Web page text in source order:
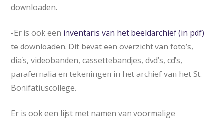
downloaden.
-Er is ook een inventaris van het beeldarchief (in pdf)
te downloaden. Dit bevat een overzicht van foto’s,
dia’s, videobanden, cassettebandjes, dvd’s, cd’s,
parafernalia en tekeningen in het archief van het St.
Bonifatiuscollege.
Er is ook een lijst met namen van voormalige